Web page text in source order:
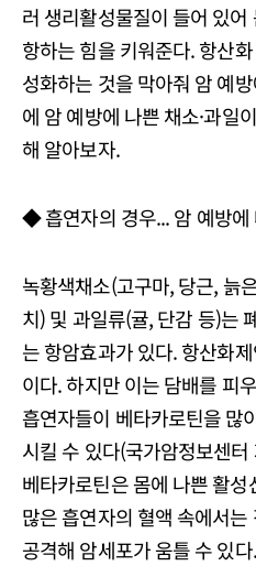
러 생리활성물질이 들어 있
항하는 힘을 키워준다. 항산
성화하는 것을 막아줘 암 예
에 암 예방에 나쁜 채소·과일
해 알아보자.
◆ 흡연자의 경우... 암 예방에
녹황색채소(고구마, 당근, 늙
치) 및 과일류(귤, 단감 등)는
는 항암효과가 있다. 항산화
이다. 하지만 이는 담배를 피
흡연자들이 베타카로틴을 많
시킬 수 있다(국가암정보센
베타카로틴은 몸에 나쁜 활
많은 흡연자의 혈액 속에서
공격해 암세포가 움틀 수 있다.